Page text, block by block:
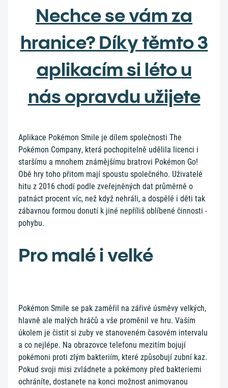
Nechce se vám za
hranice? Díky těmto 3
aplikacím si léto u
nás opravdu užijete
Aplikace Pokémon Smile je dílem společnosti The
Pokémon Company, která pochopitelně udělila licenci i
staršímu a mnohem známějšímu bratrovi Pokémon Go!
Obě hry toho přitom mají spoustu společného. Uživatelé
hitu z 2016 chodí podle zveřejněných dat průměrně o
patnáct procent víc, než když nehráli, a dospělé i děti tak
zábavnou formou donutí k jiné nepříliš oblíbené činnosti -
pohybu.
Pro malé i velké
Pokémon Smile se pak zaměřil na zářivé úsměvy velkých,
hlavně ale malých hráčů a vše proměnil ve hru. Vaším
úkolem je čistit si zuby ve stanoveném časovém intervalu
a co nejlépe. Na obrazovce telefonu mezitím bojují
pokémoni proti zlým bakteriím, které způsobují zubní kaz.
Pokud svoji misi zvládnete a pokémony před bakteriemi
ochráníte, dostanete na konci možnost animovanou